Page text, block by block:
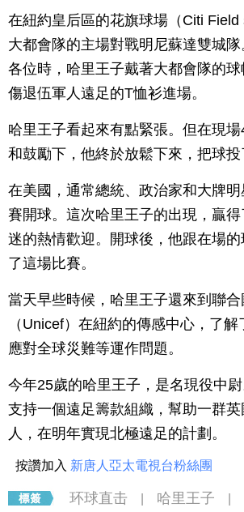
在紐約皇后區的花旗球場（Citi Field
大都會隊的主場對戰明尼蘇達雙城
各位時，哈里王子戴著大都會隊的
傷退伍軍人遠足的T恤衫進場。
哈里王子看起來有點緊張。但在現
和鼓勵下，他終於放鬆下來，把球投
在美國，通常總統、政治家和大牌
賽開球。這次哈里王子的出現，贏
迷的熱情歡迎。開球後，他跟在場
了這場比賽。
當天早些時候，哈里王子還來到聯
（Unicef）在紐約的傳感中心，了
應對全球災難等運作問題。
今年25歲的哈里王子，是名現役中
支持一個遠足籌款組織，幫助一群
人，在明年實現北極遠足的計劃。
按讚加入 新唐人亞太電視台粉絲團
环球直击 哈里王子